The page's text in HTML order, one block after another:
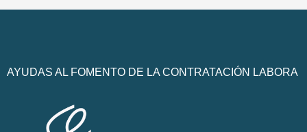
AYUDAS AL FOMENTO DE LA CONTRATACIÓN LABORA